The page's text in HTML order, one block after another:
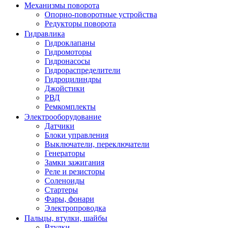
Механизмы поворота
Опорно-поворотные устройства
Редукторы поворота
Гидравлика
Гидроклапаны
Гидромоторы
Гидронасосы
Гидрораспределители
Гидроцилиндры
Джойстики
РВД
Ремкомплекты
Электрооборудование
Датчики
Блоки управления
Выключатели, переключатели
Генераторы
Замки зажигания
Реле и резисторы
Соленоиды
Стартеры
Фары, фонари
Электропроводка
Пальцы, втулки, шайбы